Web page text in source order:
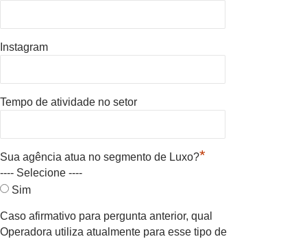
Instagram
Tempo de atividade no setor
Sua agência atua no segmento de Luxo?*
---- Selecione ----
Sim
Caso afirmativo para pergunta anterior, qual
Operadora utiliza atualmente para esse tipo de